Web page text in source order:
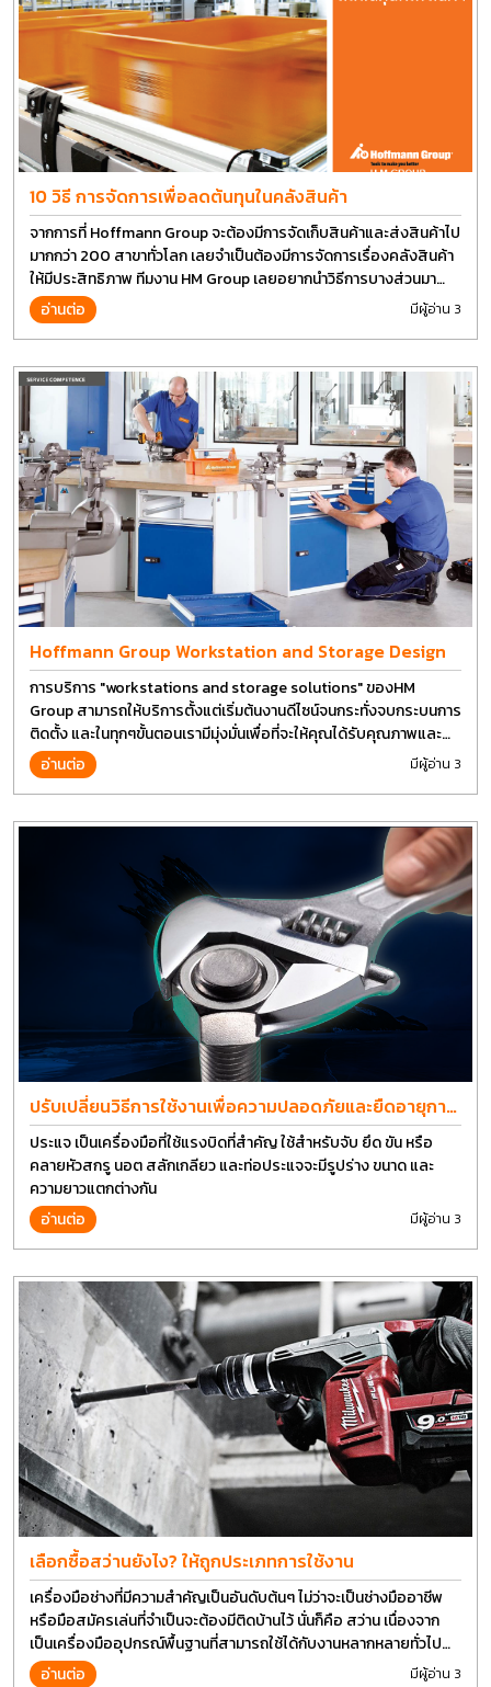
10 วิธี การจัดการเพื่อลดต้นทุนในคลังสินค้า
จากการที่ Hoffmann Group จะต้องมีการจัดเก็บสินค้าและส่งสินค้าไป
มากกว่า 200 สาขาทั่วโลก เลยจำเป็นต้องมีการจัดการเรื่องคลังสินค้า
ให้มีประสิทธิภาพ ทีมงาน HM Group เลยอยากนำวิธีการบางส่วนมา
แบ่งปันกัน
อ่านต่อ มีผู้อ่าน 3
Hoffmann Group Workstation and Storage Design
การบริการ "workstations and storage solutions" ของHM
Group สามารถให้บริการตั้งแต่เริ่มต้นงานดีไซน์จนกระทั่งจบกระบนการ
ติดตั้ง และในทุกๆขั้นตอนเรามีมุ่งมั่นเพื่อที่จะให้คุณได้รับคุณภาพและ
การที่งานที่ดีที่สุด บนต้นทุนที่ดีที่สุดเช่นกัน
อ่านต่อ มีผู้อ่าน 3
ปรับเปลี่ยนวิธีการใช้งานเพื่อความปลอดภัยและยืดอายุการ
ใช้งานประแจได้อีกนาน
ประแจ เป็นเครื่องมือที่ใช้แรงบิดที่สำคัญ ใช้สำหรับจับ ยึด ขัน หรือ
คลายหัวสกรู นอต สลักเกลียว และท่อประแจจะมีรูปร่าง ขนาด และ
ความยาวแตกต่างกัน
อ่านต่อ
มีผู้อ่าน 3
เลือกซื้อสว่านยังไง? ให้ถูกประเภทการใช้งาน
เครื่องมือช่างที่มีความสำคัญเป็นอันดับต้นๆ ไม่ว่าจะเป็นช่างมืออาชีพ
หรือมือสมัครเล่นที่จำเป็นจะต้องมีติดบ้านไว้ นั่นก็คือ สว่าน เนื่องจาก
เป็นเครื่องมืออุปกรณ์พื้นฐานที่สามารถใช้ได้กับงานหลากหลายทั่วไป
เรียกว่า เป็นเครื่องมือที่ใช้ง่าย ใครๆก็สามารถใช้ได้
อ่านต่อ มีผู้อ่าน 3